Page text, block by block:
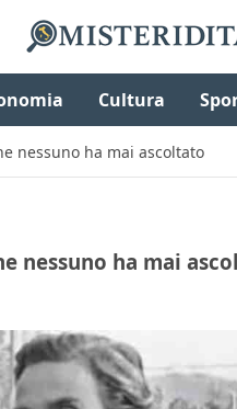
Cultura
nessuno ha mai ascoltato
nessuno ha mai